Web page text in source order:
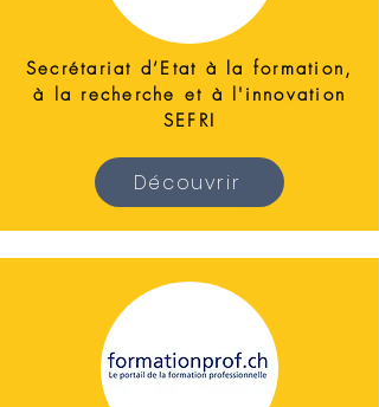
Secrétariat d’Etat à la formation,
à la recherche et à l'innovation
SEFRI
Découvrir